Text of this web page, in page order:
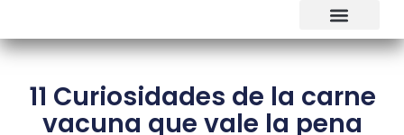
11 Curiosidades de la carne
vacuna que vale la pena